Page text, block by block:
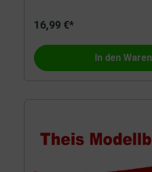
16,99 €*
In den